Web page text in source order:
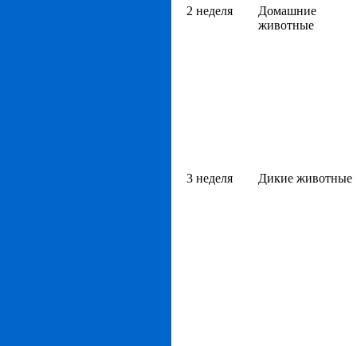
2 неделя
Домашние
животные
3 неделя Дикие животные